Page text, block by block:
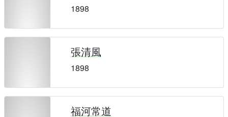
1898
張清風
1898
福河常道